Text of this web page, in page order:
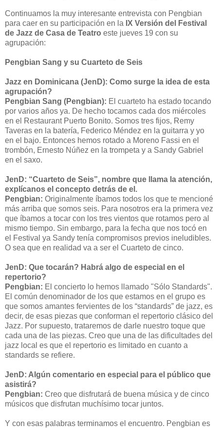
Continuamos la muy interesante entrevista con Pengbian
para caer en su participación en la IX Versión del Festival
de Jazz de Casa de Teatro este jueves 19 con su
agrupación:
Pengbian Sang y su Cuarteto de Seis
Jazz en Dominicana (JenD): Como surge la idea de esta
agrupación?
Pengbian Sang (Pengbian): El cuarteto ha estado tocando
por varios años ya. De hecho tocamos cada dos miércoles
en el Restaurant Puerto Bonito. Somos tres fijos, Remy
Taveras en la batería, Federico Méndez en la guitarra y yo
en el bajo. Entonces hemos rotado a Moreno Fassi en el
trombón, Ernesto Núñez en la trompeta y a Sandy Gabriel
en el saxo.
JenD: “Cuarteto de Seis”, nombre que llama la atención,
explícanos el concepto detrás de el.
Pengbian: Originalmente íbamos todos los que te mencioné
más arriba que somos seis. Para nosotros era la primera vez
que íbamos a tocar con los tres vientos que rotamos pero al
mismo tiempo. Sin embargo, para la fecha que nos tocó en
el Festival ya Sandy tenía compromisos previos ineludibles.
O sea que en realidad va a ser el Cuarteto de cinco.
JenD: Que tocarán? Habrá algo de especial en el
repertorio?
Pengbian: El concierto lo hemos llamado "Sólo Standards".
El común denominador de los que estamos en el grupo es
que somos amantes fervientes de los “standards” de jazz, es
decir, de esas piezas que conforman el repertorio clásico del
Jazz. Por supuesto, trataremos de darle nuestro toque que
cada una de las piezas. Creo que una de las dificultades del
jazz local es que el repertorio es limitado en cuanto a
standards se refiere.
JenD: Algún comentario en especial para el público que
asistirá?
Pengbian: Creo que disfrutará de buena música y de cinco
músicos que disfrutan muchísimo tocar juntos.
Y con esas palabras terminamos el encuentro. Pengbian es